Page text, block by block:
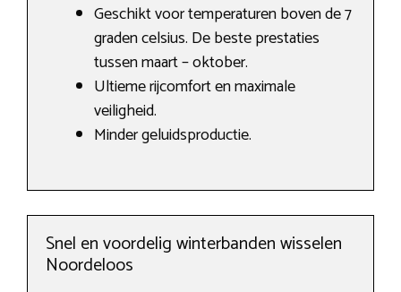
Geschikt voor temperaturen boven de 7
graden celsius. De beste prestaties
tussen maart – oktober.
Ultieme rijcomfort en maximale
veiligheid.
Minder geluidsproductie.
Snel en voordelig winterbanden wisselen
Noordeloos